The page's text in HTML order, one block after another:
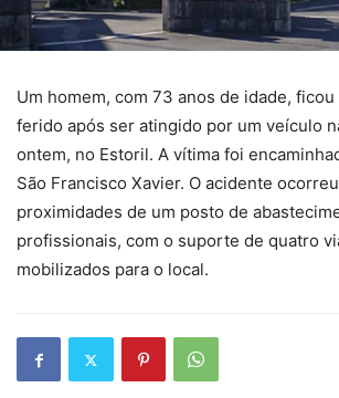
Um homem, com 73 anos de idade,
ferido após ser atingido por um veículo
ontem, no Estoril. A vítima foi
São Francisco Xavier. O acidente
proximidades de um posto de
profissionais, com o suporte de quatro
mobilizados para o local.